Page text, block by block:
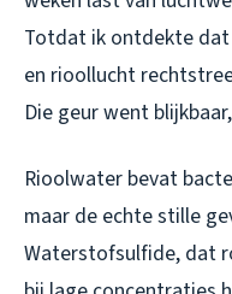
Totdat ik ontdekte
en rioollucht
Die geur went
Rioolwater bevat
maar de echte stille
Waterstofsulfide, dat